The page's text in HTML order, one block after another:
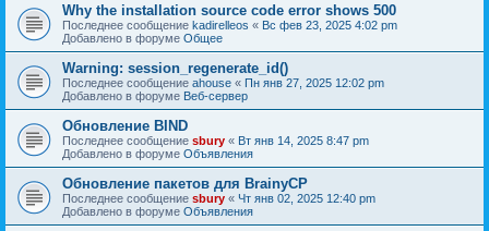
Why the installation source code error shows 500
Последнее сообщение kadirelleos « Вс фев 23, 2025 4:02 pm
Добавлено в форуме Общее
Warning: session_regenerate_id()
Последнее сообщение ahouse « Пн янв 27, 2025 12:02 pm
Добавлено в форуме Веб-сервер
Обновление BIND
Последнее сообщение sbury « Вт янв 14, 2025 8:47 pm
Добавлено в форуме Объявления
Oбновление пакетов для BrainyCP
Последнее сообщение sbury « Чт янв 02, 2025 12:40 pm
Добавлено в форуме Объявления